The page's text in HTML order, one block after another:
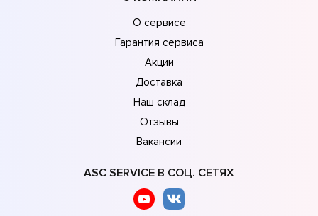
О сервисе
Гарантия сервиса
Акции
Доставка
Наш склад
Отзывы
Вакансии
ASC SERVICE В СОЦ. СЕТЯХ